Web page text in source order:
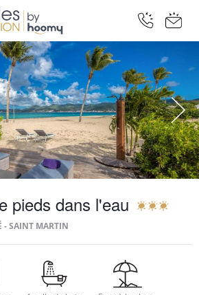
pieds dans l'eau
- SAINT MARTIN